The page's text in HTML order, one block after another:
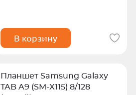
В корзину
Планшет Samsung Galaxy
TAB A9 (SM-X115) 8/128